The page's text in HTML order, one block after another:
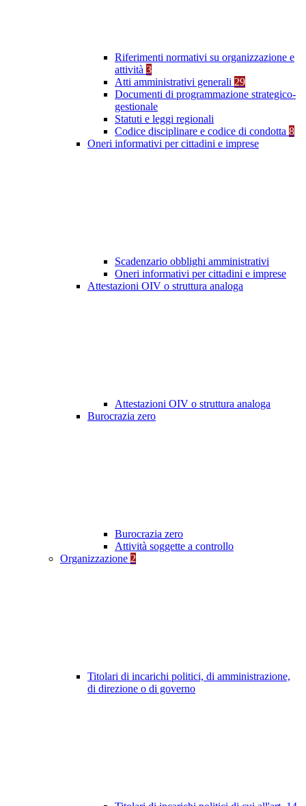
Riferimenti normativi su organizzazione e
attività 3
Atti amministrativi generali 29
Documenti di programmazione strategico-
gestionale
Statuti e leggi regionali
Codice disciplinare e codice di condotta 8
Oneri informativi per cittadini e imprese
Scadenzario obblighi amministrativi
Oneri informativi per cittadini e imprese
Attestazioni OIV o struttura analoga
Attestazioni OIV o struttura analoga
Burocrazia zero
Burocrazia zero
Attività soggette a controllo
Organizzazione 2
Titolari di incarichi politici, di amministrazione,
di direzione o di governo